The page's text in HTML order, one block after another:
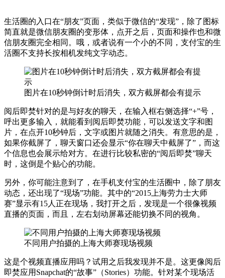
生活圈的入口在“朋友”页面，类似于微信的“发现”，除了图标
简直就是微信朋友圈的变形体，点开之后，页面和操作也和微
信朋友圈完全相同。哦，或者说有一个小的不同，支付宝的生
活圈不支持长按相机发纯文字动态。
图片在10秒钟倒计时后消失，双方截屏都会有提示
阅后即焚针对的是与好友的聊天，在输入框右侧选择“+”号，
呼出更多输入，就能看到阅后即焚功能，可以发送文字和图
片，在点开10秒钟后，文字或图片就随之消失。有意思的是，
如果你截屏了，聊天窗口还会显示“你在聊天中截屏了”，而这
个信息也会展示给对方。在进行比较私密的“阅后即焚”聊天
时，这倒是个贴心的功能。
另外，你可能注意到了，在手机支付宝的生活圈中，除了朋友
动态，还出现了“现场”功能。其中的“2015上海劳力士大师
赛”显示有15人正在现场，我打开之后，发现是一个很像视频
直播的页面，而且，左右划动屏幕还能切换不同的视角。
不同用户拍摄的上海大师赛现场视频
这是个视频直播应用吗？试用之后我发现并不是。这更像阅后
即焚应用Snapchat的“故事”（Stories）功能。针对某个现场活